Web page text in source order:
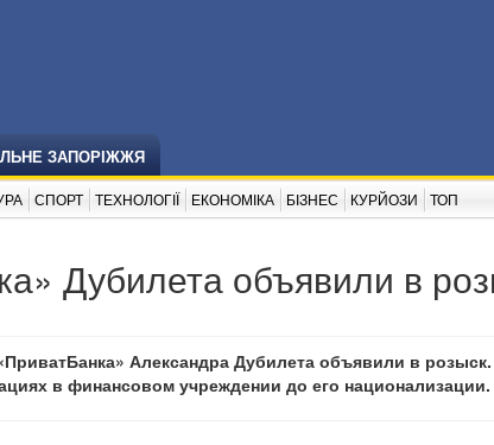
ЗАПОРІЖЖЯ
СПОРТ ТЕХНОЛОГІЇ ЕКОНОМІКА БІЗНЕС КУРЙОЗИ ТОП
Дубилета объявили в
Александра Дубилета объявили в
в финансовом учреждении до его национализации.